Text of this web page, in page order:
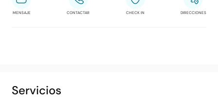
MENSAJE CONTACTAR CHECK IN DIRECCIONES
Servicios